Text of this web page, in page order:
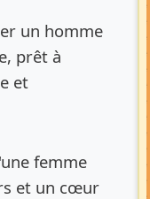
un homme
prêt à
et
femme
et un cœur